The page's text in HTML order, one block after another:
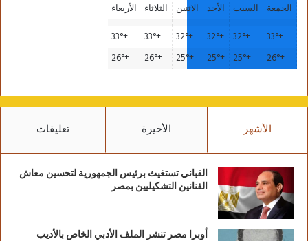
الجمعة
السبت الأحد الاثنين الثلاثاء
الأربعاء
+
33°
+
32°
+
32°
+
32°
+
33°
+
33°
+
26°
+
25°
+
25°
+
25°
+
26°
+
26°
الأشهر الأخيرة تعليقات
القباني تستغيث برئيس الجمهورية لتحسين معاش
الفنانين التشكيليين بمصر
أوبرا مصر تنشر الملف الأدبي الخاص بالأديب